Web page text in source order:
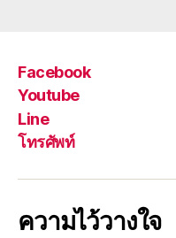
Facebook
Youtube
Line
โทรศัพท์
ความไว้วางใจ